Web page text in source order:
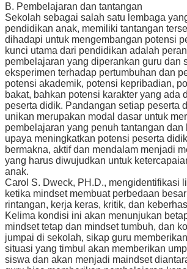
B. Pembelajaran dan tantangan
Sekolah sebagai salah satu lembaga
pendidikan anak, memiliki tantangan
dihadapi untuk mengembangan potensi
kunci utama dari pendidikan adalah
pembelajaran yang diperankan guru dan
eksperimen terhadap pertumbuhan dan
potensi akademik, potensi kepribadian,
bakat, bahkan potensi karakter yang ada
peserta didik. Pandangan setiap peserta
unikan merupakan modal dasar untuk
pembelajaran yang penuh tantangan
upaya meningkatkan potensi peserta
bermakna, aktif dan mendalam menjadi
yang harus diwujudkan untuk
anak.
Carol S. Dweck, PH.D., mengidentifikasi
ketika mindset membuat perbedaan
rintangan, kerja keras, kritik, dan
Kelima kondisi ini akan menunjukan
mindset tetap dan mindset tumbuh, dan
jumpai di sekolah, sikap guru
situasi yang timbul akan memberikan
siswa dan akan menjadi maindset